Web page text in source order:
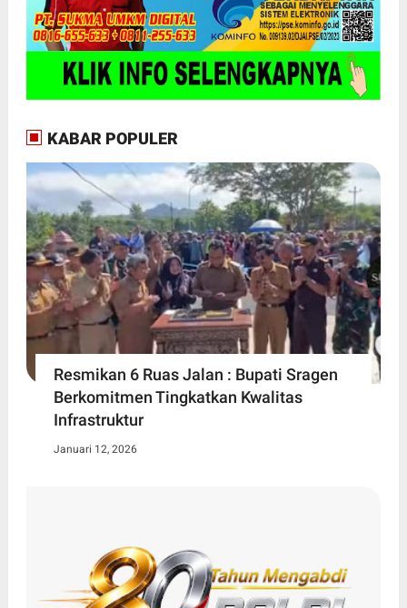
KABAR POPULER
Resmikan 6 Ruas Jalan : Bupati Sragen
Berkomitmen Tingkatkan Kwalitas
Infrastruktur
Januari 12, 2026